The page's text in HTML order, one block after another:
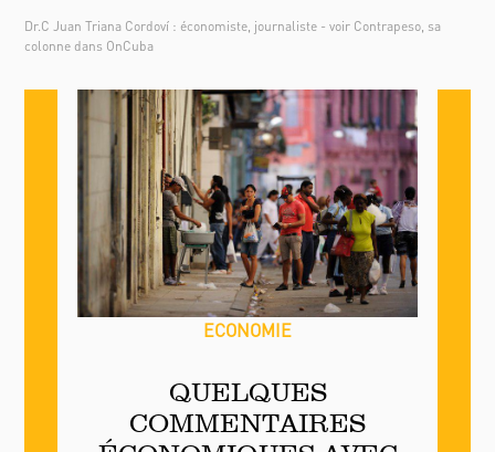
Dr.C Juan Triana Cordoví : économiste, journaliste - voir Contrapeso, sa
colonne dans OnCuba
ECONOMIE
QUELQUES
COMMENTAIRES